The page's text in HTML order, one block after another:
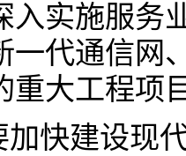
入实施服务
一代通信网
重大工程项
加快建设现